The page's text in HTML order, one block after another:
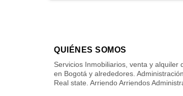
QUIÉNES SOMOS
Servicios Inmobiliarios, venta y alquiler
en Bogotá y alrededores.
Real state. Arriendo Arriendos